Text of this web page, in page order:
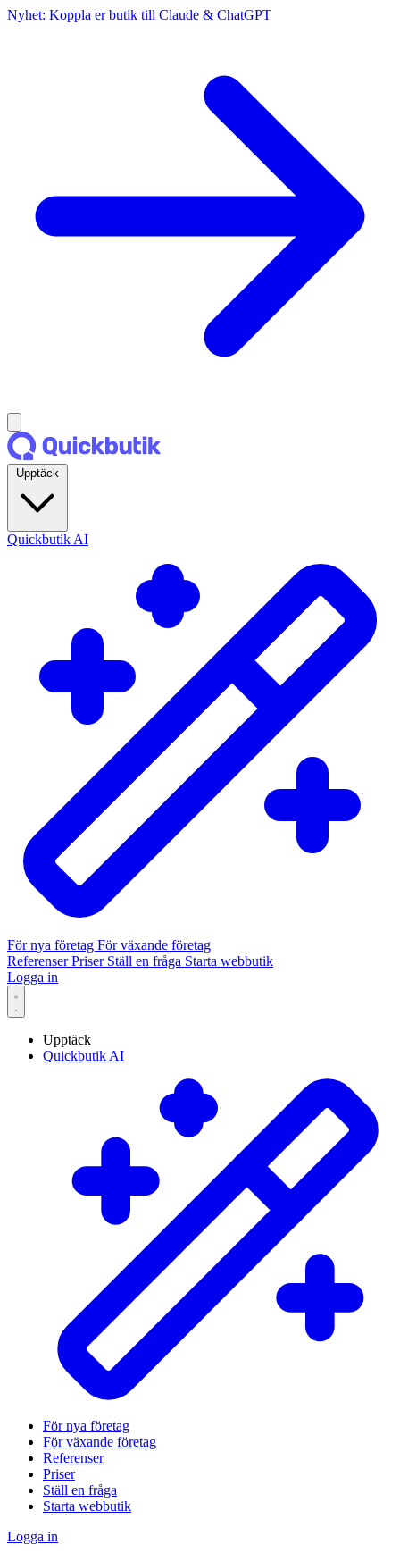
Nyhet: Koppla er butik till Claude & ChatGPT
Quickbutik AI
För nya företag För växande företag
ReferenserPriser Ställ en fråga Starta webbutik
Logga in
Upptäck
Quickbutik AI
För nya företag
För växande företag
Referenser
Priser
Ställ en fråga
Starta webbutik
Logga in